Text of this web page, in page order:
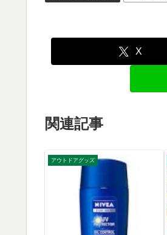
X
関連記事
アウトドアグッズ